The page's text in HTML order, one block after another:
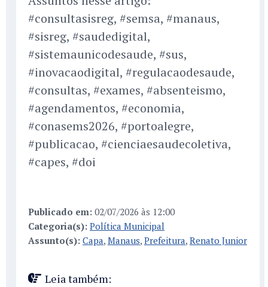
#consultasisreg, #semsa, #manaus,
#sisreg, #saudedigital,
#sistemaunicodesaude, #sus,
#inovacaodigital, #regulacaodesaude,
#consultas, #exames, #absenteismo,
#agendamentos, #economia,
#conasems2026, #portoalegre,
#publicacao, #cienciaesaudecoletiva,
#capes, #doi
Publicado em: 02/07/2026 às 12:00
Categoria(s): Política Municipal
Assunto(s): Capa, Manaus, Prefeitura, Renato Junior
Leia também: